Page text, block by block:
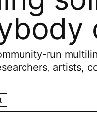
run
artists,